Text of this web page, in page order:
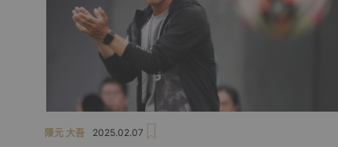
隈元 大吾 2025.02.07